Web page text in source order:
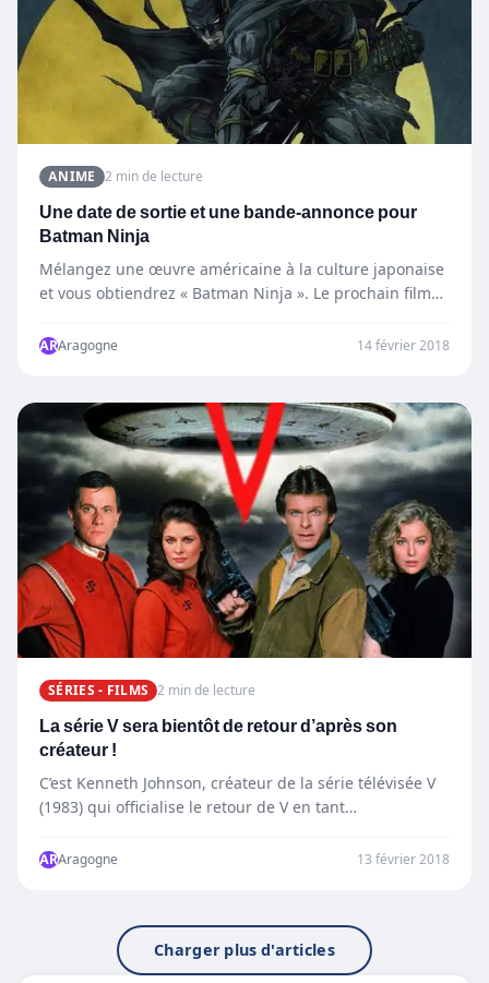
ANIME 2 min de lecture
Une date de sortie et une bande-annonce pour
Batman Ninja
Mélangez une œuvre américaine à la culture japonaise
et vous obtiendrez « Batman Ninja ». Le prochain film
ARAragogne 14 février 2018
SÉRIES - FILMS 2 min de lecture
La série V sera bientôt de retour d’après son
créateur !
C’est Kenneth Johnson, créateur de la série télévisée V
(1983) qui officialise le retour de V en tant…
ARAragogne 13 février 2018
Charger plus d'articles